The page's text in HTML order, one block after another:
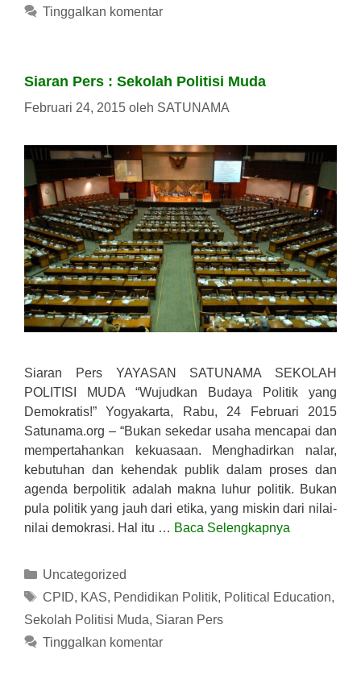
Tinggalkan komentar
Siaran Pers : Sekolah Politisi Muda
Februari 24, 2015 oleh SATUNAMA
Siaran Pers YAYASAN SATUNAMA SEKOLAH
POLITISI MUDA “Wujudkan Budaya Politik yang
Demokratis!” Yogyakarta, Rabu, 24 Februari 2015
Satunama.org – “Bukan sekedar usaha mencapai dan
mempertahankan kekuasaan. Menghadirkan nalar,
kebutuhan dan kehendak publik dalam proses dan
agenda berpolitik adalah makna luhur politik. Bukan
pula politik yang jauh dari etika, yang miskin dari nilai-
nilai demokrasi. Hal itu … Baca Selengkapnya
Kategori
Uncategorized
Tag
CPID, KAS, Pendidikan Politik, Political Education,
Sekolah Politisi Muda, Siaran Pers
Tinggalkan komentar